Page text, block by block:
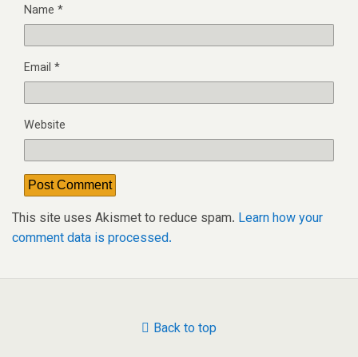
Name *
Email *
Website
This site uses Akismet to reduce spam. Learn how your
comment data is processed.
Back to top